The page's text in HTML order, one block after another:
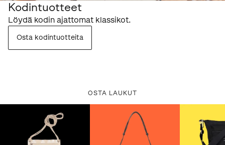
Kodintuotteet
Löydä kodin ajattomat klassikot.
Osta kodintuotteita
OSTA LAUKUT